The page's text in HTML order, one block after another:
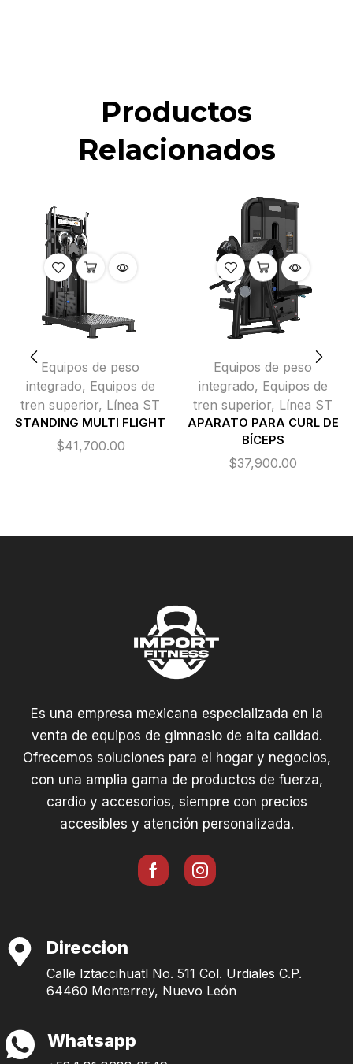
Productos
Relacionados
Equipos de peso
integrado, Equipos de
tren superior, Línea ST
STANDING MULTI FLIGHT
$41,700.00
Equipos de peso
integrado, Equipos de
tren superior, Línea ST
APARATO PARA CURL DE
BÍCEPS
$37,900.00
Es una empresa mexicana especializada en la
venta de equipos de gimnasio de alta calidad.
Ofrecemos soluciones para el hogar y negocios,
con una amplia gama de productos de fuerza,
cardio y accesorios, siempre con precios
accesibles y atención personalizada.
Direccion
Calle Iztaccihuatl No. 511 Col. Urdiales C.P.
64460 Monterrey, Nuevo León
Whatsapp